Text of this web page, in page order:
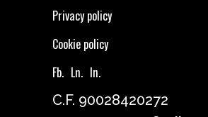
Privacy policy
Cookie policy
Fb. Ln. In.
C.F. 90028420272